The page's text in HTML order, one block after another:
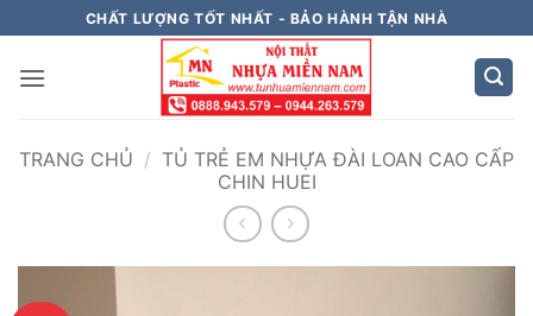
qua
nội
CHẤT LƯỢNG TỐT NHẤT - BẢO HÀNH TẬN NHÀ
TRANG CHỦ / TỦ TRẺ EM NHỰA ĐÀI LOAN CAO CẤP
CHIN HUEI